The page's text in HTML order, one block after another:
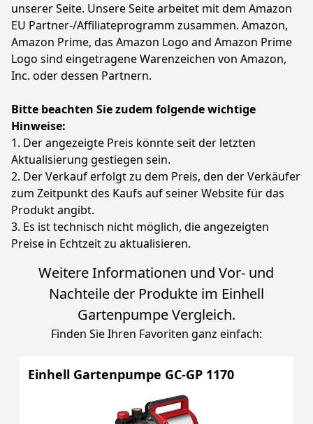
unserer Seite. Unsere Seite arbeitet mit dem Amazon
EU Partner-/Affiliateprogramm zusammen. Amazon,
Amazon Prime, das Amazon Logo and Amazon Prime
Logo sind eingetragene Warenzeichen von Amazon,
Inc. oder dessen Partnern.
Bitte beachten Sie zudem folgende wichtige
Hinweise:
1. Der angezeigte Preis könnte seit der letzten
Aktualisierung gestiegen sein.
2. Der Verkauf erfolgt zu dem Preis, den der Verkäufer
zum Zeitpunkt des Kaufs auf seiner Website für das
Produkt angibt.
3. Es ist technisch nicht möglich, die angezeigten
Preise in Echtzeit zu aktualisieren.
Weitere Informationen und Vor- und
Nachteile der Produkte im Einhell
Gartenpumpe Vergleich.
Finden Sie Ihren Favoriten ganz einfach:
Einhell Gartenpumpe GC-GP 1170